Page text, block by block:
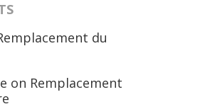
du
on Remplacement